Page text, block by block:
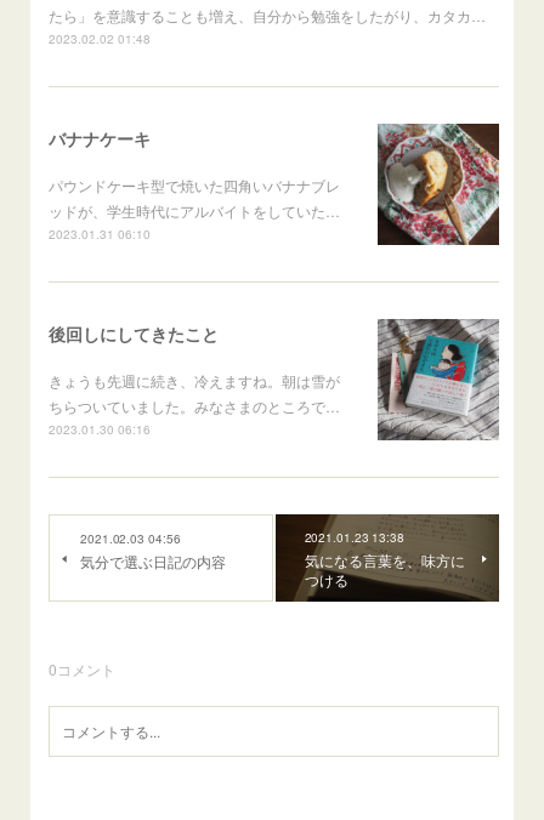
たら」を意識することも増え、自分から勉強をしたがり、カタカ…
2023.02.02 01:48
バナナケーキ
パウンドケーキ型で焼いた四角いバナナブレ
ッドが、学生時代にアルバイトをしていた…
2023.01.31 06:10
後回しにしてきたこと
きょうも先週に続き、冷えますね。朝は雪が
ちらついていました。みなさまのところで…
2023.01.30 06:16
2021.02.03 04:56
気分で選ぶ日記の内容
2021.01.23 13:38
気になる言葉を、味方に
つける
0コメント